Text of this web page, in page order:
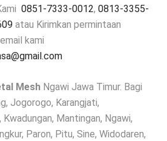
0851-7333-0012, 0813-3355-
atau Kirimkan permintaan
kami
Mesh Ngawi Jawa Timur. Bagi
Jogorogo, Karangjati,
Kwadungan, Mantingan, Ngawi,
Paron, Pitu, Sine, Widodaren,